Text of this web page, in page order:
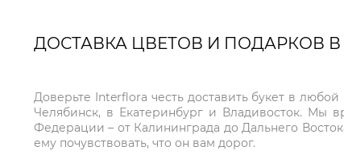
ДОСТАВКА ЦВЕТОВ И ПОДАРКОВ
Доверьте Interflora честь доставить букет в
Челябинск, в Екатеринбург и Владивосток. Мы
Федерации – от Калининграда до Дальнего
ему почувствовать, что он вам дорог.